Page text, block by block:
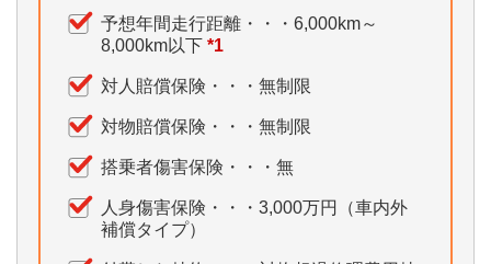
予想年間走行距離・・・6,000km～
8,000km以下 *1
対人賠償保険・・・無制限
対物賠償保険・・・無制限
搭乗者傷害保険・・・無
人身傷害保険・・・3,000万円（車内外
補償タイプ）